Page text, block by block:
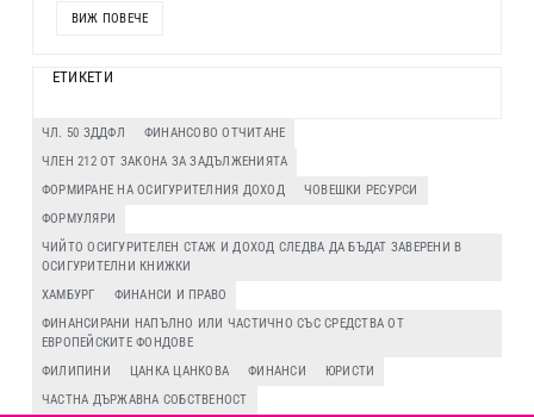
ВИЖ ПОВЕЧЕ
ЕТИКЕТИ
ЧЛ. 50 ЗДДФЛ
ФИНАНСОВО ОТЧИТАНЕ
ЧЛЕН 212 ОТ ЗАКОНА ЗА ЗАДЪЛЖЕНИЯТА
ФОРМИРАНЕ НА ОСИГУРИТЕЛНИЯ ДОХОД
ЧОВЕШКИ РЕСУРСИ
ФОРМУЛЯРИ
ЧИЙТО ОСИГУРИТЕЛЕН СТАЖ И ДОХОД СЛЕДВА ДА БЪДАТ ЗАВЕРЕНИ В
ОСИГУРИТЕЛНИ КНИЖКИ
ХАМБУРГ
ФИНАНСИ И ПРАВО
ФИНАНСИРАНИ НАПЪЛНО ИЛИ ЧАСТИЧНО СЪС СРЕДСТВА ОТ
ЕВРОПЕЙСКИТЕ ФОНДОВЕ
ФИЛИПИНИ
ЦАНКА ЦАНКОВА ФИНАНСИ
ЮРИСТИ
ЧАСТНА ДЪРЖАВНА СОБСТВЕНОСТ